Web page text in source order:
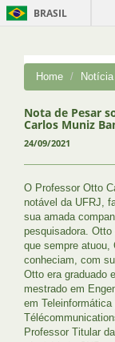
BRASIL
Home Notícia
Nota de Pesar
Carlos Muniz
24/09/2021
O Professor Otto
notável da UFRJ,
sua amada
pesquisadora. Otto
que sempre atuou,
conheciam, com
Otto era graduado
mestrado em
em
Professor Titular